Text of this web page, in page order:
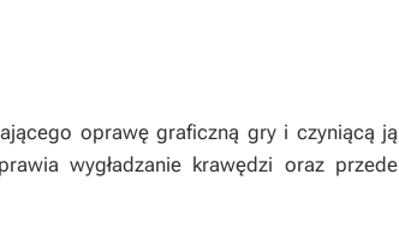
oprawę graficzną gry i czyniącą ją
wygładzanie krawędzi oraz przede